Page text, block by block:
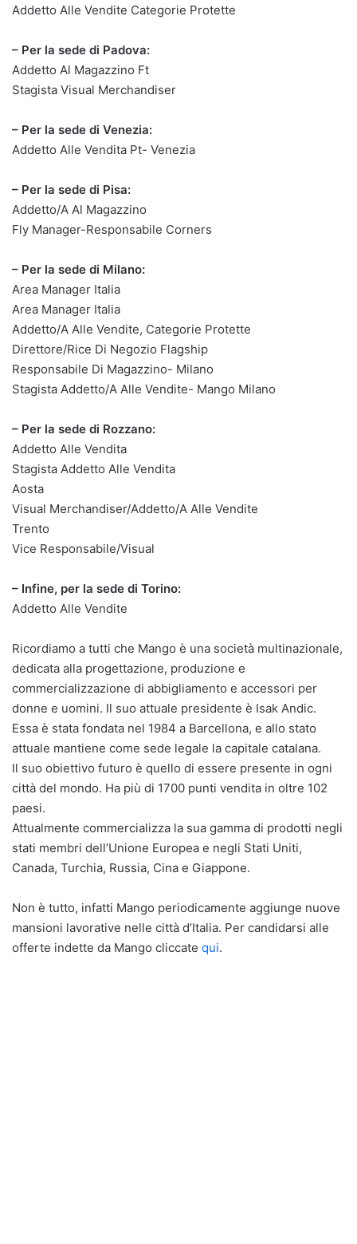
Addetto Alle Vendite Categorie Protette
– Per la sede di Padova:
Addetto Al Magazzino Ft
Stagista Visual Merchandiser
– Per la sede di Venezia:
Addetto Alle Vendita Pt- Venezia
– Per la sede di Pisa:
Addetto/A Al Magazzino
Fly Manager-Responsabile Corners
– Per la sede di Milano:
Area Manager Italia
Area Manager Italia
Addetto/A Alle Vendite, Categorie Protette
Direttore/Rice Di Negozio Flagship
Responsabile Di Magazzino- Milano
Stagista Addetto/A Alle Vendite- Mango Milano
– Per la sede di Rozzano:
Addetto Alle Vendita
Stagista Addetto Alle Vendita
Aosta
Visual Merchandiser/Addetto/A Alle Vendite
Trento
Vice Responsabile/Visual
– Infine, per la sede di Torino:
Addetto Alle Vendite
Ricordiamo a tutti che Mango è una società multinazionale,
dedicata alla progettazione, produzione e
commercializzazione di abbigliamento e accessori per
donne e uomini. Il suo attuale presidente è Isak Andic.
Essa è stata fondata nel 1984 a Barcellona, e allo stato
attuale mantiene come sede legale la capitale catalana.
Il suo obiettivo futuro è quello di essere presente in ogni
città del mondo. Ha più di 1700 punti vendita in oltre 102
paesi.
Attualmente commercializza la sua gamma di prodotti negli
stati membri dell’Unione Europea e negli Stati Uniti,
Canada, Turchia, Russia, Cina e Giappone.
Non è tutto, infatti Mango periodicamente aggiunge nuove
mansioni lavorative nelle città d’Italia. Per candidarsi alle
offerte indette da Mango cliccate qui.